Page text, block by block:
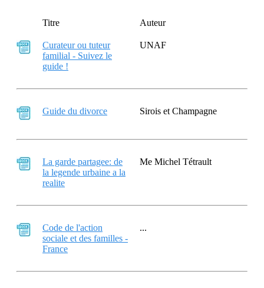
Titre Auteur
Curateur ou tuteur
familial - Suivez le
guide !
UNAF
Guide du divorce Sirois et Champagne
La garde partagee: de
la legende urbaine a la
realite
Me Michel Tétrault
Code de l'action
sociale et des familles -
France
...